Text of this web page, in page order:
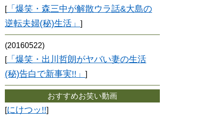
[「爆笑・森三中が解散ウラ話&大島の
逆転夫婦(秘)生活」 ]
(20160522)
[「爆笑・出川哲朗がヤバい妻の生活
(秘)告白で新事実!!」 ]
おすすめお笑い動画
[にけつッ!!]